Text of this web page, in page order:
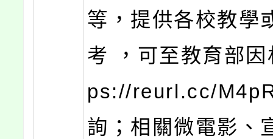
等，提供各校教學
考 ，可至教育部
ps://reurl.cc/
詢；相關微電影、